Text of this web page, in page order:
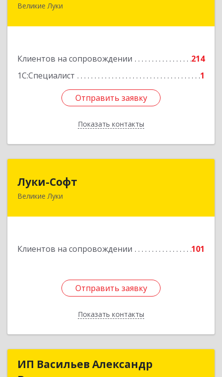
Великие Луки
Клиентов на сопровождении
214
1С:Специалист
1
Отправить заявку
Показать контакты
182113, Псковская обл, Великие Луки г,
Отправить заявку
Назад
Луки-Софт
Великие Луки
Клиентов на сопровождении 101
Отправить заявку
Показать контакты
182113, Псковская обл, Великие Луки г,
Отправить заявку
Назад
ИП Васильев Александр
ИП Васильев Александр